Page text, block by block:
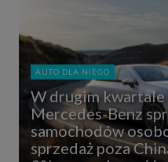
AUTO DLA NIEGO
W drugim
Mercedes-Benz
samochodów
sprzedaż poza